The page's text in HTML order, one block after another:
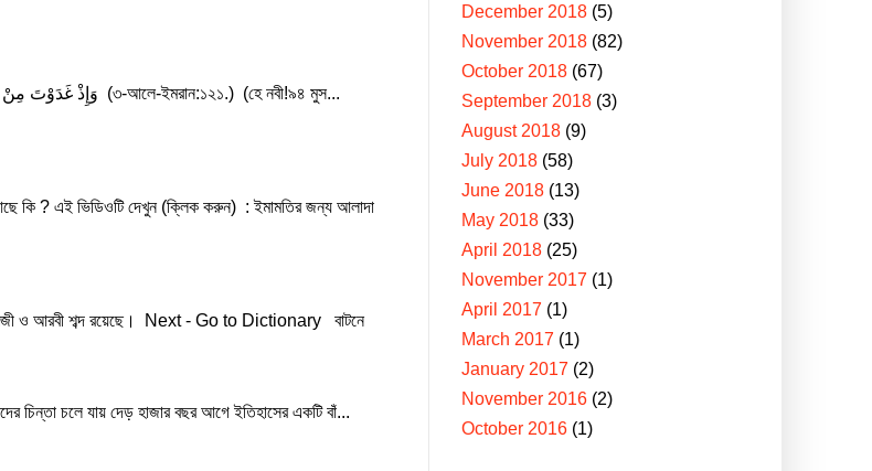
وَإِذْ غَدَوْتَ مِنْ أَهْلِكَ تُبَوِّئُ الْمُؤْمِنِينَ مَقَاعِدَ لِلْقِتَالِ ۗ وَاللَّهُ سَمِيعٌ عَلِيمٌ (৩-আলে-ইমরান:১২১.) (হে নবী!৯৪ মুস...
কি ? এই ভিডিওটি দেখুন (ক্লিক করুন) : ইমামতির জন্য আলাদা
ও আরবী শব্দ রয়েছে। Next - Go to Dictionary বাটনে
চিন্তা চলে যায় দেড় হাজার বছর আগে ইতিহাসের একটি বাঁ...
December 2018 (5)
November 2018 (82)
October 2018 (67)
September 2018 (3)
August 2018 (9)
July 2018 (58)
June 2018 (13)
May 2018 (33)
April 2018 (25)
November 2017 (1)
April 2017 (1)
March 2017 (1)
January 2017 (2)
November 2016 (2)
October 2016 (1)